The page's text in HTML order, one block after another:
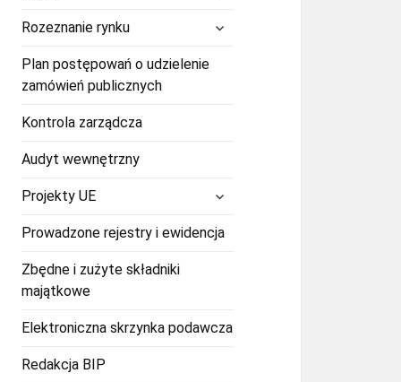
Rozeznanie rynkurozwiń
menu
potomne
Plan postępowań o udzielenie
zamówień publicznych
Kontrola zarządcza
Audyt wewnętrzny
Projekty UE
potomne
Prowadzone rejestry i ewidencja
Zbędne i zużyte składniki
majątkowe
Elektroniczna skrzynka podawcza
Redakcja BIP